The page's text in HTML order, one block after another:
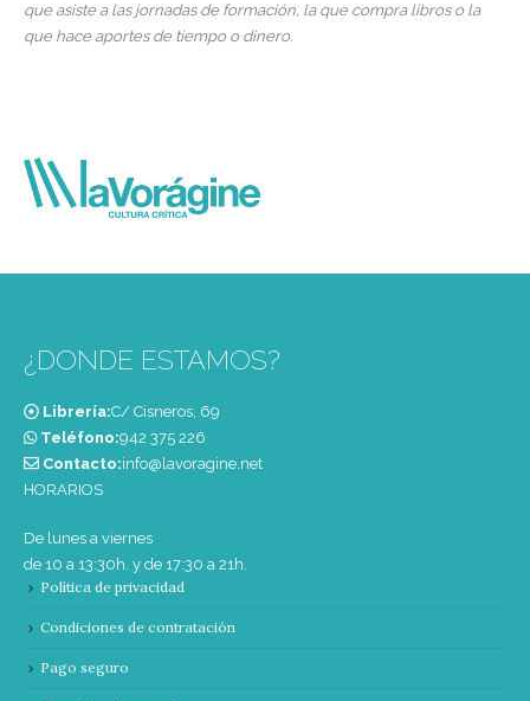
que asiste a las jornadas de formación, la que compra libros o la
que hace aportes de tiempo o dinero.
¿DONDE ESTAMOS?
Librería:C/ Cisneros, 69
Teléfono:‭942 375 226‬
Contacto:info@lavoragine.net
HORARIOS
De lunes a viernes
de 10 a 13:30h. y de 17:30 a 21h.
Política de privacidad
Condiciones de contratación
Pago seguro